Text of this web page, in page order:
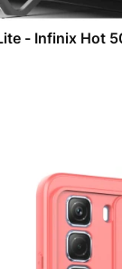
- Infinix Hot